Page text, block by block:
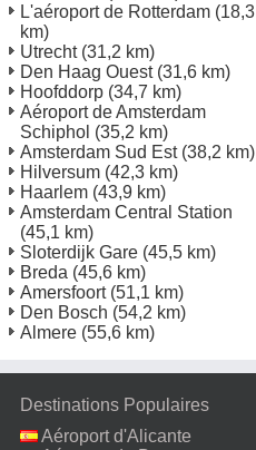
L'aéroport de Rotterdam (18,3
km)
Utrecht(31,2 km)
Den Haag Ouest(31,6 km)
Hoofddorp (34,7 km)
Aéroport de Amsterdam
Schiphol (35,2 km)
Amsterdam Sud Est(38,2 km)
Hilversum (42,3 km)
Haarlem (43,9 km)
Amsterdam Central Station
(45,1 km)
Sloterdijk Gare (45,5 km)
Breda (45,6 km)
Amersfoort(51,1 km)
Den Bosch (54,2 km)
Almere (55,6 km)
Destinations Populaires
Aéroport d'Alicante